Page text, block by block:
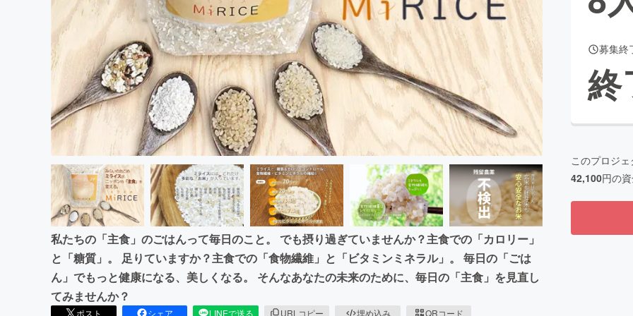
まちづくり・地域活性化
CAMPFIRE for Social Good
CAMPFIRE Creation
CAMPFIREふるさと納税machi-ya コミュニティ
私たちの「主食」のごはんって毎日のこと。 でも摂り過ぎていませんか？主食での「カロリー」
と「糖質」。 足りていますか？主食での「食物繊維」と「ビタミンミネラル」。 毎日の「ごは
ん」でもっと健康になる、美しくなる。 そんなあなたの未来のために、毎日の「主食」を見直し
てみませんか？
ポスト シェア LINEで送る URLコピー 埋め込み QRコード
募集終
終
このプロジ
42,100円の